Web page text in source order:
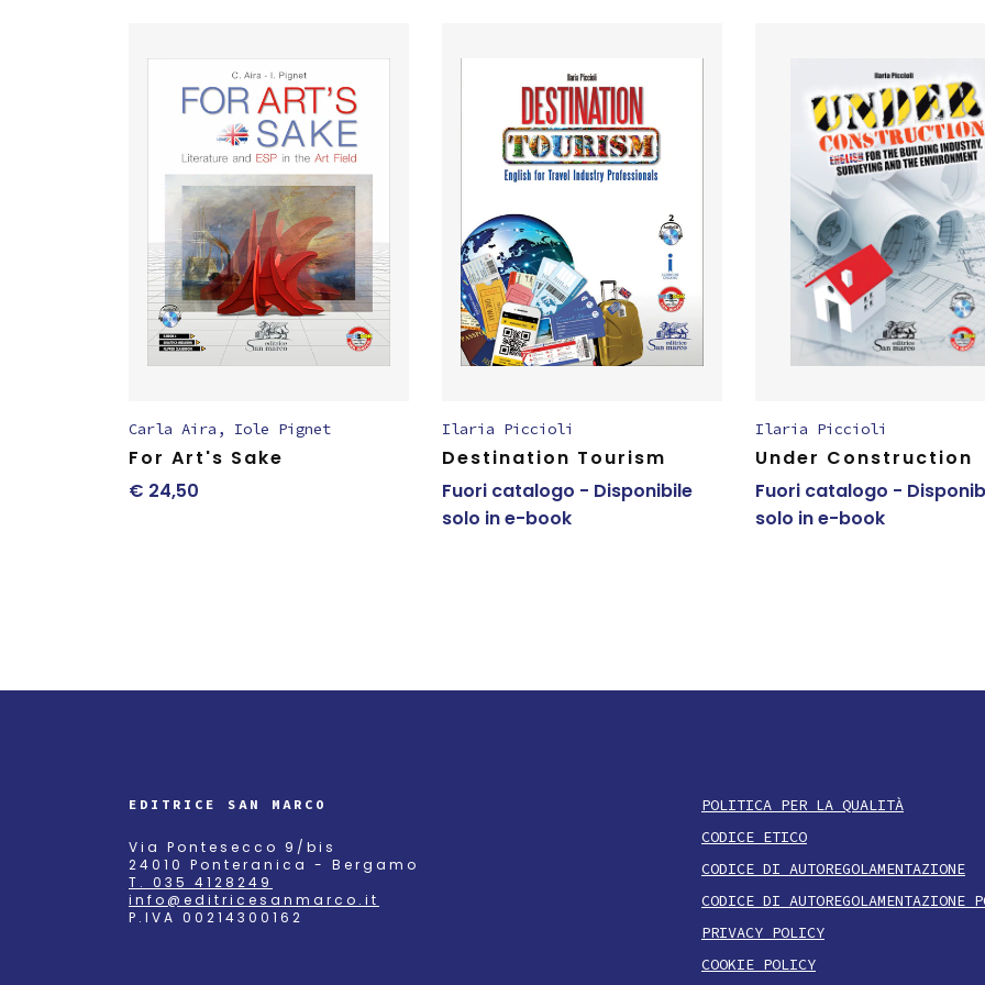
Carla Aira , Iole Pignet
For Art's Sake
€ 24,50
Ilaria Piccioli
Destination Tourism
Fuori catalogo - Disponibile
solo in e-book
Ilaria Piccioli
Under Construction
Fuori catalogo -
solo in e-book
EDITRICE SAN MARCO
Via Pontesecco 9/bis
24010 Ponteranica - Bergamo
T. 035 4128249
info@editricesanmarco.it
P.IVA 00214300162
POLITICA PER LA QUALITÀ
CODICE ETICO
CODICE DI AUTOREGOLAMENTAZIONE
CODICE DI AUTOREGOLAMENTAZIONE
PRIVACY POLICY
COOKIE POLICY